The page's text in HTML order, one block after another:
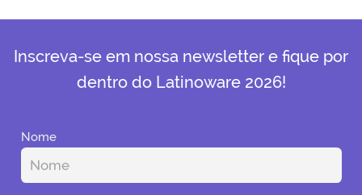
Inscreva-se em nossa newsletter e fique por
dentro do Latinoware 2026!
Nome